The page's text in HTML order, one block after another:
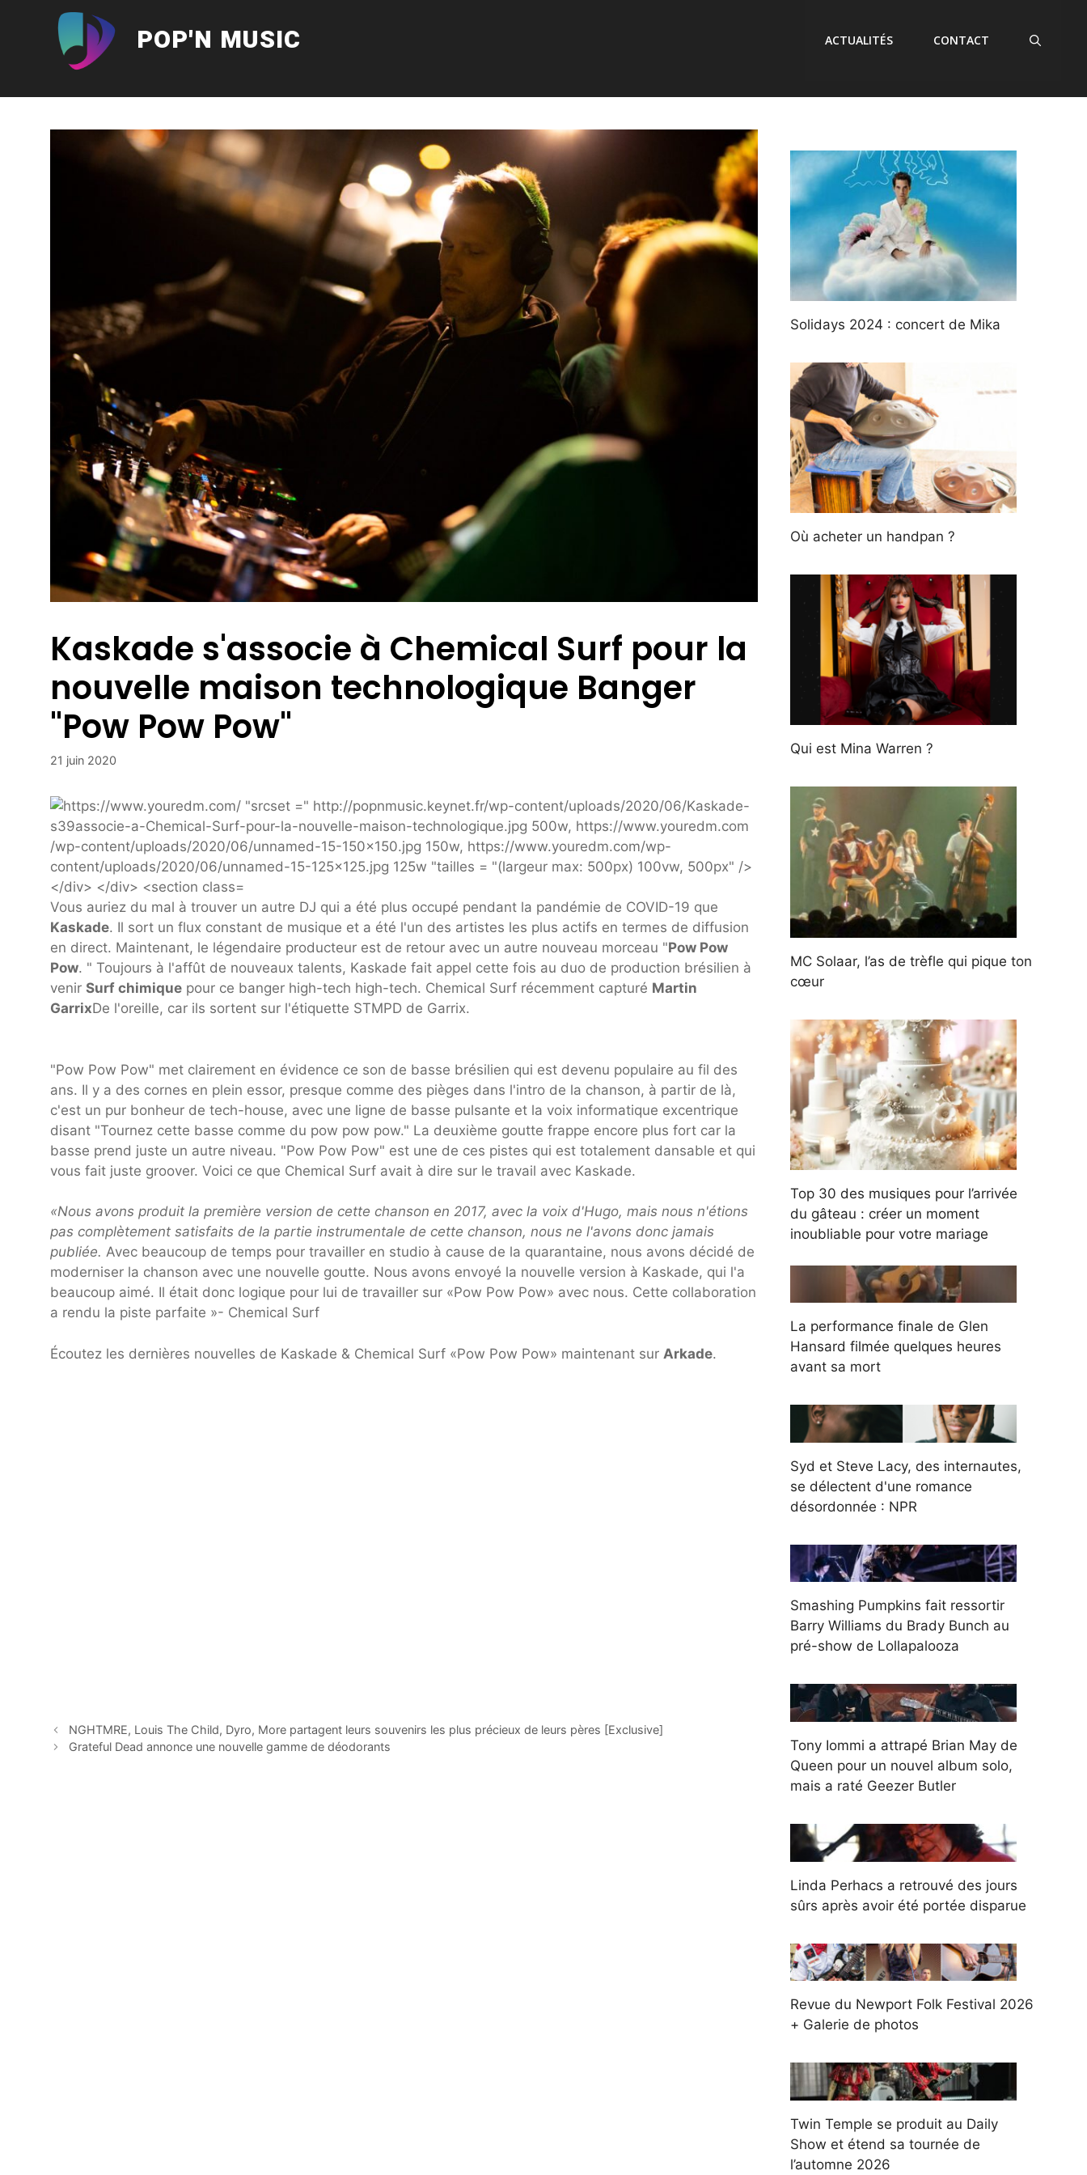
POP'N MUSIC ACTUALITÉS CONTACT
Kaskade s'associe à Chemical Surf pour la
nouvelle maison technologique Banger
"Pow Pow Pow"
21 juin 2020
Vous auriez du mal à trouver un autre DJ qui a été plus occupé pendant la pandémie de COVID-19 que
Kaskade. Il sort un flux constant de musique et a été l'un des artistes les plus actifs en termes de diffusion
en direct. Maintenant, le légendaire producteur est de retour avec un autre nouveau morceau "Pow Pow
Pow. " Toujours à l'affût de nouveaux talents, Kaskade fait appel cette fois au duo de production brésilien à
venir Surf chimique pour ce banger high-tech high-tech. Chemical Surf récemment capturé Martin
GarrixDe l'oreille, car ils sortent sur l'étiquette STMPD de Garrix.
"Pow Pow Pow" met clairement en évidence ce son de basse brésilien qui est devenu populaire au fil des
ans. Il y a des cornes en plein essor, presque comme des pièges dans l'intro de la chanson, à partir de là,
c'est un pur bonheur de tech-house, avec une ligne de basse pulsante et la voix informatique excentrique
disant "Tournez cette basse comme du pow pow pow." La deuxième goutte frappe encore plus fort car la
basse prend juste un autre niveau. "Pow Pow Pow" est une de ces pistes qui est totalement dansable et qui
vous fait juste groover. Voici ce que Chemical Surf avait à dire sur le travail avec Kaskade.
«Nous avons produit la première version de cette chanson en 2017, avec la voix d'Hugo, mais nous n'étions
pas complètement satisfaits de la partie instrumentale de cette chanson, nous ne l'avons donc jamais
publiée. Avec beaucoup de temps pour travailler en studio à cause de la quarantaine, nous avons décidé de
moderniser la chanson avec une nouvelle goutte. Nous avons envoyé la nouvelle version à Kaskade, qui l'a
beaucoup aimé. Il était donc logique pour lui de travailler sur «Pow Pow Pow» avec nous. Cette collaboration
a rendu la piste parfaite »- Chemical Surf
Écoutez les dernières nouvelles de Kaskade & Chemical Surf «Pow Pow Pow» maintenant sur Arkade.
NGHTMRE, Louis The Child, Dyro, More partagent leurs souvenirs les plus précieux de leurs pères [Exclusive]
Grateful Dead annonce une nouvelle gamme de déodorants
Solidays 2024 : concert de Mika
Où acheter un handpan ?
Qui est Mina Warren ?
MC Solaar, l’as de trèfle qui pique ton
cœur
Top 30 des musiques pour l’arrivée
du gâteau : créer un moment
inoubliable pour votre mariage
La performance finale de Glen
Hansard filmée quelques heures
avant sa mort
Syd et Steve Lacy, des internautes,
se délectent d'une romance
désordonnée : NPR
Smashing Pumpkins fait ressortir
Barry Williams du Brady Bunch au
pré-show de Lollapalooza
Tony Iommi a attrapé Brian May de
Queen pour un nouvel album solo,
mais a raté Geezer Butler
Linda Perhacs a retrouvé des jours
sûrs après avoir été portée disparue
Revue du Newport Folk Festival 2026
+ Galerie de photos
Twin Temple se produit au Daily
Show et étend sa tournée de
l’automne 2026